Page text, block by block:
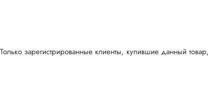
Только зарегистрированные клиенты, купившие данный